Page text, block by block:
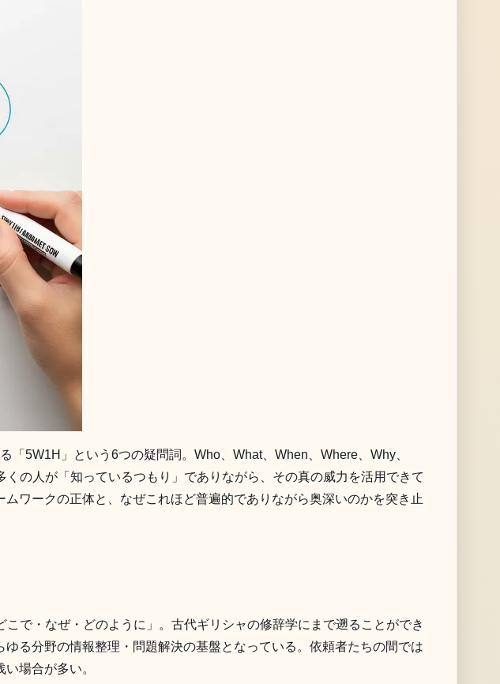
5W1H」という6つの疑問詞。Who、What、When、Where、Why、
の人が「知っているつもり」でありながら、その真の威力を活用できて
ワークの正体と、なぜこれほど普遍的でありながら奥深いのかを突き止
で・なぜ・どのように」。古代ギリシャの修辞学にまで遡ることができ
る分野の情報整理・問題解決の基盤となっている。依頼者たちの間では
場合が多い。